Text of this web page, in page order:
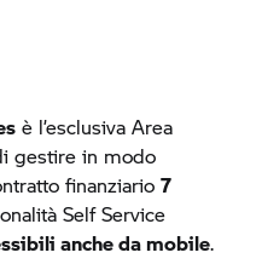
è l’esclusiva Area
gestire in modo
finanziario7
Self Service
anche da mobile.